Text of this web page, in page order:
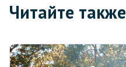
Читайте также